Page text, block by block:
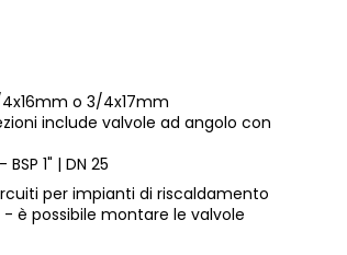
o 3/4x17mm
include valvole ad angolo con
1" | DN 25
per impianti di riscaldamento
è possibile montare le valvole